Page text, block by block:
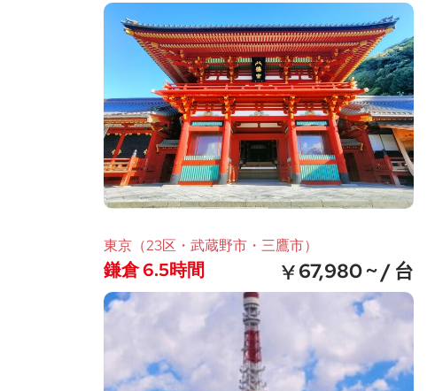
東京（23区・武蔵野市・三鷹市）
鎌倉 6.5時間 67,980 ~ / 台